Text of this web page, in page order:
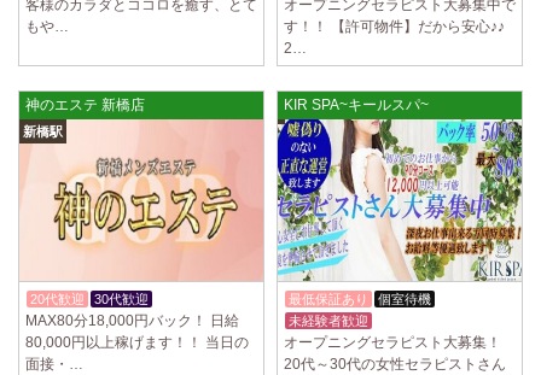
客様のカラダとココロを癒す、とて
もや…
オープニングセラピスト大募集中で
す！！ 【許可物件】だから安心♪♪
2…
神のエステ 新橋店
新橋駅
20代歓迎 30代歓迎
MAX80分18,000円バック！ 日給
80,000円以上稼げます！！ 当日の
面接・…
KIR SPA~キールスパ~
最低保証あり
個室待機
未経験者歓迎
オープニングセラピスト大募集！
20代～30代の女性セラピストさん